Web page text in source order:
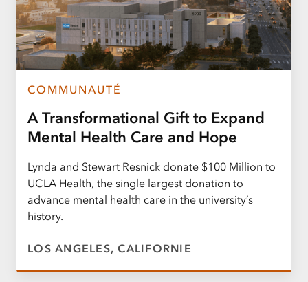
COMMUNAUTÉ
A Transformational Gift to Expand
Mental Health Care and Hope
Lynda and Stewart Resnick donate $100 Million to
UCLA Health, the single largest donation to
advance mental health care in the university’s
history.
LOS ANGELES, CALIFORNIE